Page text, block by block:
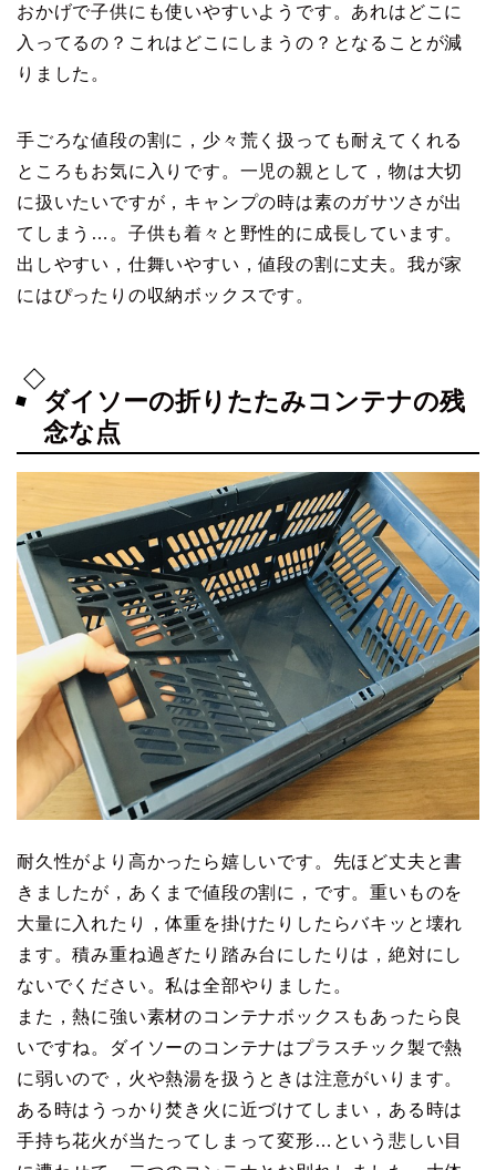
おかげで子供にも使いやすいようです。あれはどこに
入ってるの？これはどこにしまうの？となることが減
りました。
手ごろな値段の割に，少々荒く扱っても耐えてくれる
ところもお気に入りです。一児の親として，物は大切
に扱いたいですが，キャンプの時は素のガサツさが出
てしまう…。子供も着々と野性的に成長しています。
出しやすい，仕舞いやすい，値段の割に丈夫。我が家
にはぴったりの収納ボックスです。
ダイソーの折りたたみコンテナの残
念な点
耐久性がより高かったら嬉しいです。先ほど丈夫と書
きましたが，あくまで値段の割に，です。重いものを
大量に入れたり，体重を掛けたりしたらバキッと壊れ
ます。積み重ね過ぎたり踏み台にしたりは，絶対にし
ないでください。私は全部やりました。
また，熱に強い素材のコンテナボックスもあったら良
いですね。ダイソーのコンテナはプラスチック製で熱
に弱いので，火や熱湯を扱うときは注意がいります。
ある時はうっかり焚き火に近づけてしまい，ある時は
手持ち花火が当たってしまって変形…という悲しい目